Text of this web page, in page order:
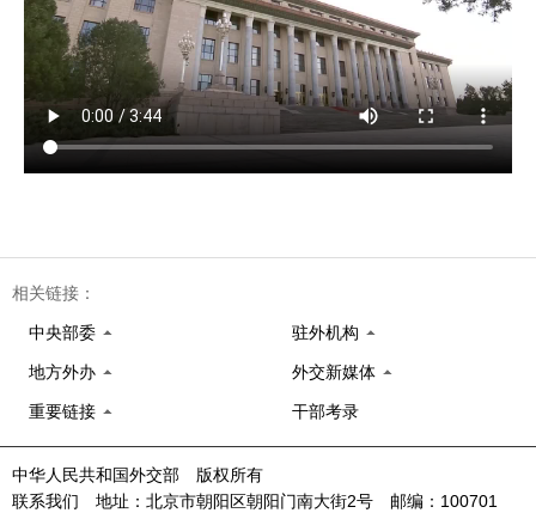
相关链接：
中央部委 驻外机构
地方外办 外交新媒体
重要链接 干部考录
中华人民共和国外交部 版权所有
联系我们 地址：北京市朝阳区朝阳门南大街2号 邮编：100701